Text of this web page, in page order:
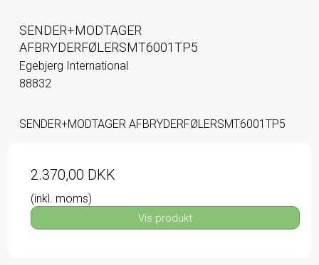
SENDER+MODTAGER
AFBRYDERFØLERSMT6001TP5
Egebjerg International
88832
SENDER+MODTAGER AFBRYDERFØLERSMT6001TP5
2.370,00 DKK
(inkl. moms)
Vis produkt